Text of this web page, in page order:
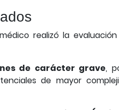
realizó la
de carácter grave,
de mayor